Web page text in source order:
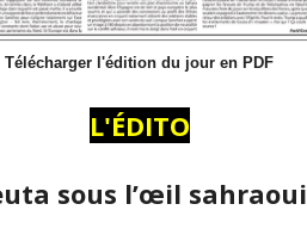
Télécharger l'édition du jour en PDF
L'ÉDITO
sous l’œil sahraoui